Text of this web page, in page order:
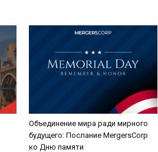
Объединение мира ради мирного
будущего: Послание MergersCorp
ко Дню памяти